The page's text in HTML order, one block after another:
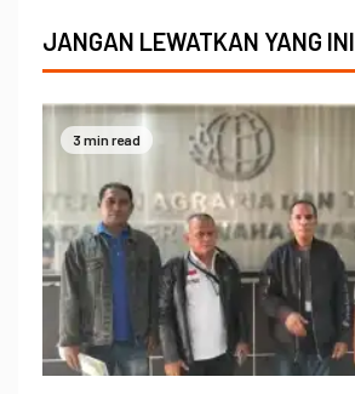
JANGAN LEWATKAN YANG INI
3 min read